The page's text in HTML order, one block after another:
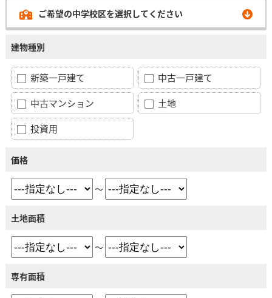
ご希望の中学校区を選択してください
建物種別
新築一戸建て
中古一戸建て
中古マンション
土地
投資用
価格
～
土地面積
～
専有面積